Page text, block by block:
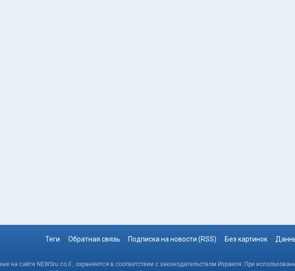
Теги Обратная связь Подписка на новости (RSS) Без картинок
на сайте NEWSru.co.il , охраняются в соответствии с законодательством Израиля. При